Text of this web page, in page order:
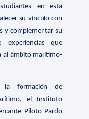
en esta
su vínculo con
y complementar su
experiencias que
al ámbito marítimo-
la formación de
el Instituto
Piloto Pardo